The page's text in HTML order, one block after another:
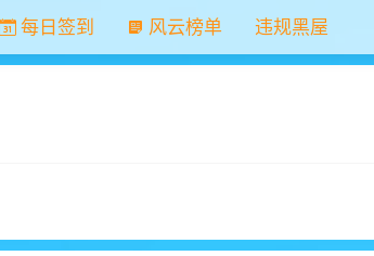
每日签到 风云榜单 违规黑屋